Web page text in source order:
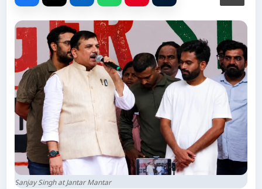
Videos
Contacts
Sanjay Singh at Jantar Mantar